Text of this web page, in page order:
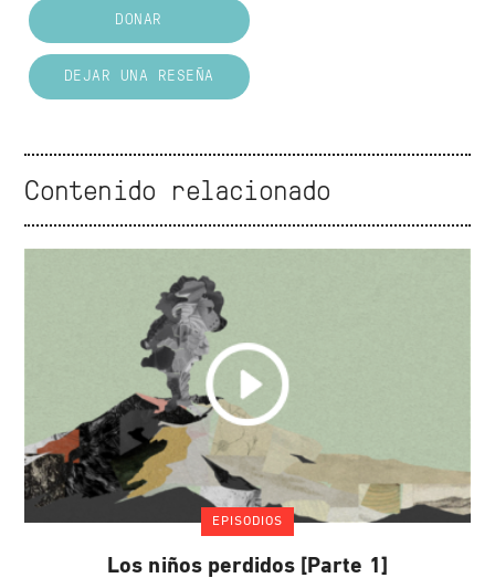
DONAR
DEJAR UNA RESEÑA
Contenido relacionado
EPISODIOS
Los niños perdidos [Parte 1]